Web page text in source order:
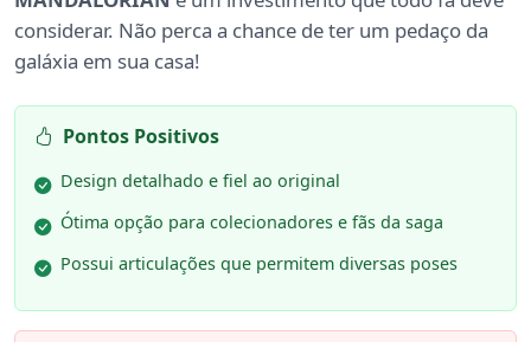
considerar. Não perca a chance de ter um pedaço da
galáxia em sua casa!
Pontos Positivos
Design detalhado e fiel ao original
Ótima opção para colecionadores e fãs da saga
Possui articulações que permitem diversas poses